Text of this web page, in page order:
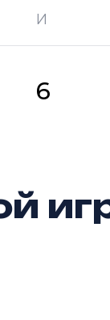
И
6